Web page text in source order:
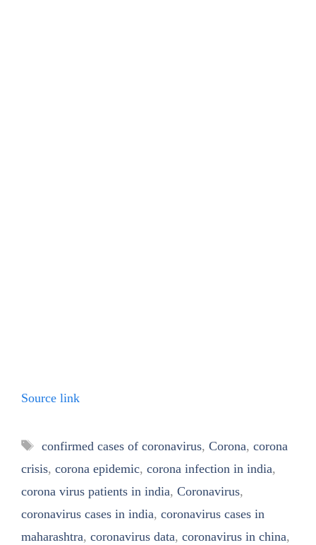
Source link
Tags
confirmed cases of coronavirus, Corona, corona
crisis, corona epidemic, corona infection in india,
corona virus patients in india, Coronavirus,
coronavirus cases in india, coronavirus cases in
maharashtra, coronavirus data, coronavirus in china,